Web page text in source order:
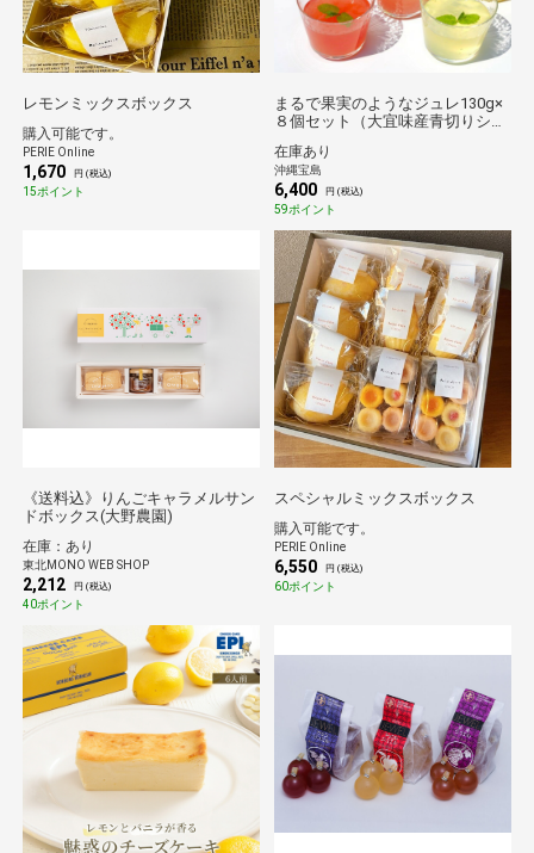
レモンミックスボックス
購入可能です。
PERIE Online
1,670 円 (税込)
15ポイント
まるで果実のようなジュレ130g×
８個セット（大宜味産青切りシー
沖縄産グアバ 沖縄県今帰仁産ス
イカ）（送料無料）
在庫あり
沖縄宝島
6,400 円 (税込)
59ポイント
《送料込》りんごキャラメルサン
ドボックス(大野農園)
在庫：あり
東北MONO WEB SHOP
2,212 円 (税込)
40ポイント
スペシャルミックスボックス
購入可能です。
PERIE Online
6,550 円 (税込)
60ポイント